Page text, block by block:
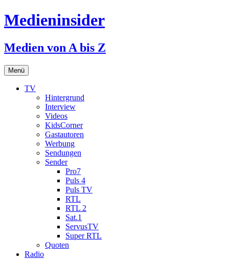
Medieninsider
Medien von A bis Z
Menü Zum
Inhalt
springen
TV
Hintergrund
Interview
Videos
KidsCorner
Gastautoren
Werbung
Sendungen
Sender
Pro7
Puls 4
Puls TV
RTL
RTL 2
Sat.1
ServusTV
Super RTL
Quoten
Radio